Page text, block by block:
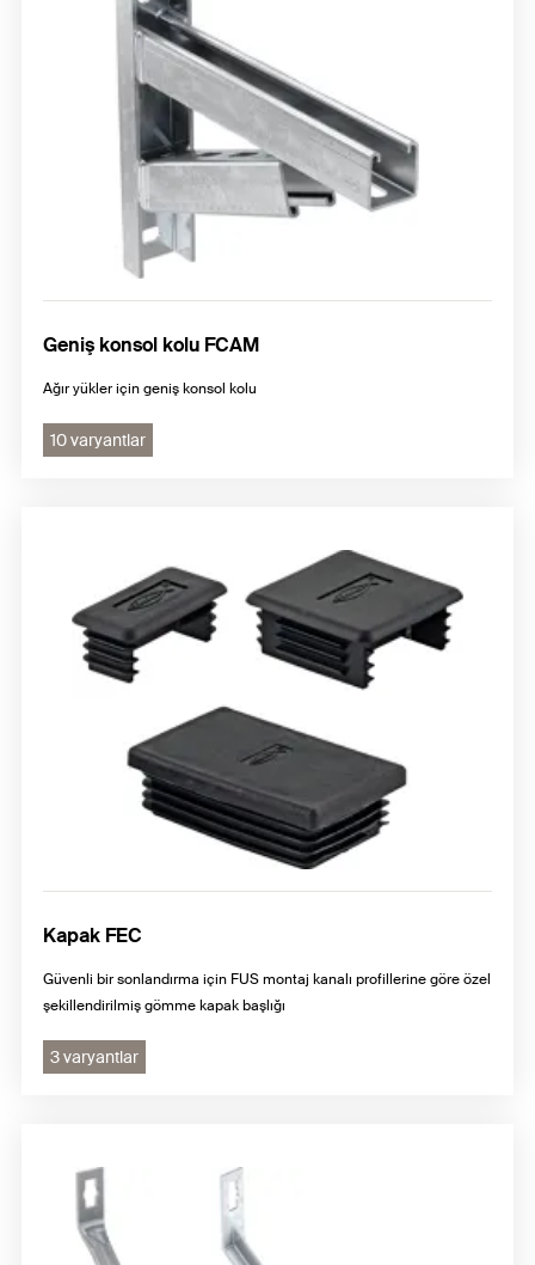
Geniş konsol kolu FCAM
Ağır yükler için geniş konsol kolu
10 varyantlar
Kapak FEC
Güvenli bir sonlandırma için FUS montaj kanalı profillerine göre özel
şekillendirilmiş gömme kapak başlığı
3 varyantlar